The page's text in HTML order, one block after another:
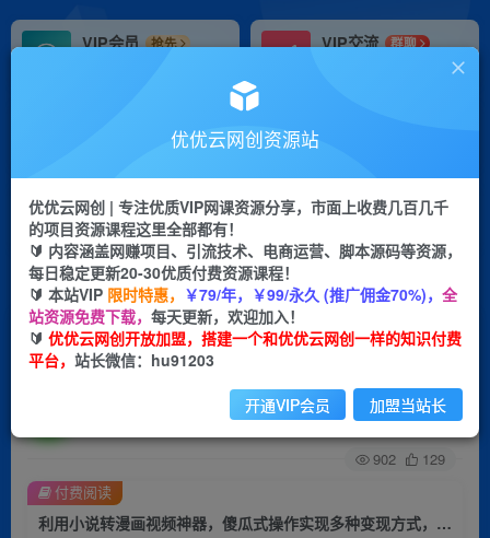
VIP会员
抢先
VIP交流
群聊
研究探讨更多创业项目路子。
会员专属推广链接
挂机 项目
脚本卡密
APP下载
GO
首页 创业课程 会员免费 正文
利用小说转漫画视频神器，傻瓜式操作实现多种变
现方式，单日收益500+
关注 私信
902 129
利用小说转漫画视频神器，傻瓜式操作实现多种变现方式，单日收益500+
付费阅读
优优云网创资源站
优优云网创 | 专注优质VIP网课资源分享，市面上收费几百几千
的项目资源课程这里全部都有！
🔰 内容涵盖网赚项目、引流技术、电商运营、脚本源码等资源，
每日稳定更新20-30优质付费资源课程！
🔰 本站VIP 限时特惠， ￥79/年，￥99/永久 (推广佣金70%)， 全
站资源免费下载， 每天更新，欢迎加入！
🔰 优优云网创开放加盟，搭建一个和优优云网创一样的知识付费
平台， 站长微信：hu91203
开通VIP会员 加盟当站长